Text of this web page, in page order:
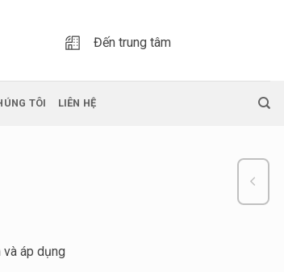
Đến trung tâm
TÔI LIÊN HỆ
áp dụng